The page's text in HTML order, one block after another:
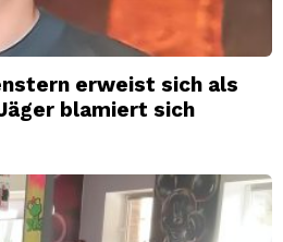
erweist sich als
blamiert sich